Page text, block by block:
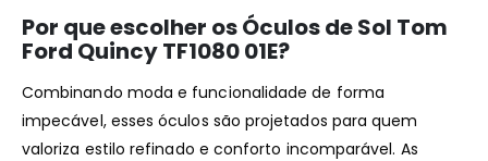
Por que escolher os Óculos de Sol Tom
Ford Quincy TF1080 01E?
Combinando moda e funcionalidade de forma
impecável, esses óculos são projetados para quem
valoriza estilo refinado e conforto incomparável. As